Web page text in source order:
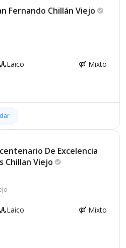
Fernando Chillán Viejo
Laico Mixto
De Excelencia
Chillan Viejo
Laico Mixto